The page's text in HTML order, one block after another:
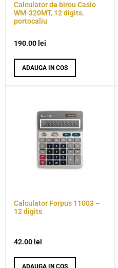
Calculator de birou Casio
WM-320MT, 12 digits,
portocaliu
190.00 lei
ADAUGA IN COS
Calculator Forpus 11003 –
12 digits
42.00 lei
ADAUGA IN COS